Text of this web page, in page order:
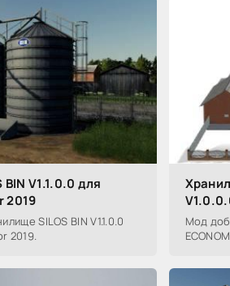
V1.1.0.0 для
2019
SILOS BIN V1.1.0.0
2019.
Мод